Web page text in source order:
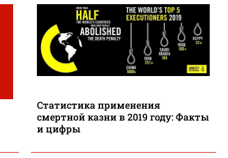
Статистика применения
смертной казни в 2019 году: Факты
и цифры